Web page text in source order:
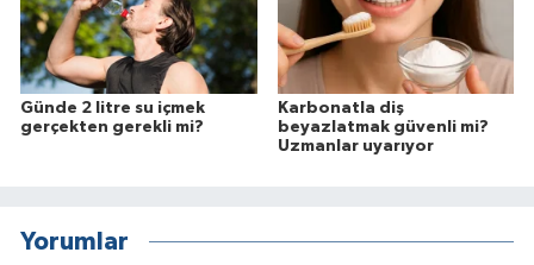
Günde 2 litre su içmek
gerçekten gerekli mi?
Karbonatla diş
beyazlatmak güvenli mi?
Uzmanlar uyarıyor
Yorumlar